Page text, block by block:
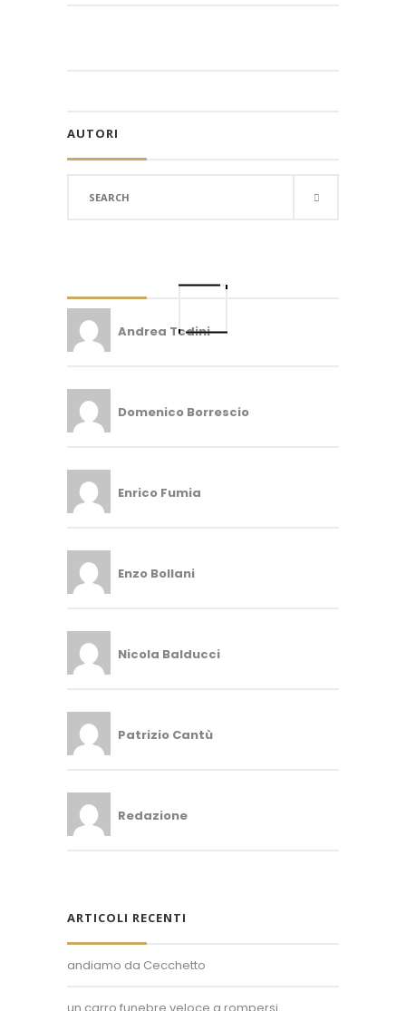
AUTORI
Andrea Todini
Domenico Borrescio
Enrico Fumia
Enzo Bollani
Nicola Balducci
Patrizio Cantù
Redazione
ARTICOLI RECENTI
andiamo da Cecchetto